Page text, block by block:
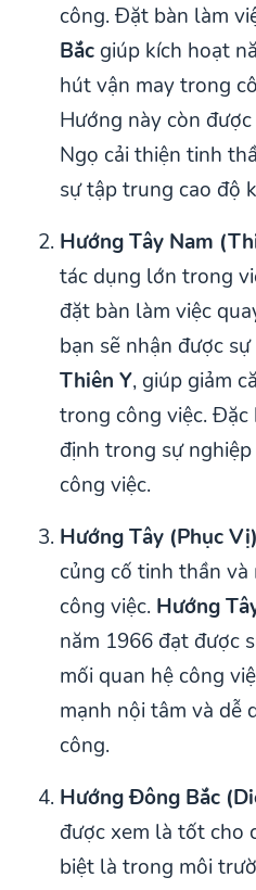
công. Đặt bàn làm
Bắc giúp kích hoạt
hút vận may trong
Hướng này còn
Ngọ cải thiện tinh
sự tập trung cao độ
Hướng Tây Nam
tác dụng lớn trong
đặt bàn làm việc
bạn sẽ nhận được
Thiên Y, giúp giảm
trong công việc. Đặc
định trong sự
công việc.
Hướng Tây (Phục Vị)
củng cố tinh thần và
công việc. Hướng
năm 1966 đạt được
mối quan hệ công
mạnh nội tâm và dễ
công.
Hướng Đông Bắc
được xem là tốt cho
biệt là trong môi